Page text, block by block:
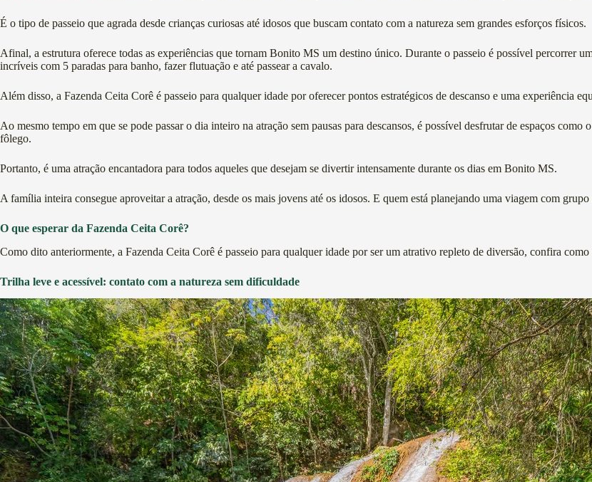
É o tipo de passeio que agrada desde crianças curiosas até idosos que buscam contato com a natureza sem grandes esforços físicos.
Afinal, a estrutura oferece todas as experiências que tornam Bonito MS um destino único. Durante o passeio é possível percorrer
incríveis com 5 paradas para banho, fazer flutuação e até passear a cavalo.
Além disso, a Fazenda Ceita Corê é passeio para qualquer idade por oferecer pontos estratégicos de descanso e uma experiência
Ao mesmo tempo em que se pode passar o dia inteiro na atração sem pausas para descansos, é possível desfrutar de espaços
fôlego.
Portanto, é uma atração encantadora para todos aqueles que desejam se divertir intensamente durante os dias em Bonito MS.
A família inteira consegue aproveitar a atração, desde os mais jovens até os idosos. E quem está planejando uma viagem com
O que esperar da Fazenda Ceita Corê?
Como dito anteriormente, a Fazenda Ceita Corê é passeio para qualquer idade por ser um atrativo repleto de diversão, confira como
Trilha leve e acessível: contato com a natureza sem dificuldade